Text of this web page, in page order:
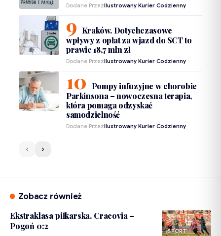
Dodane PrzezIlustrowany Kurier Codzienny
Kraków. Dotychczasowe
wpływy z opłat za wjazd do SCT to
prawie 18,7 mln zł
Dodane PrzezIlustrowany Kurier Codzienny
Pompy infuzyjne w chorobie
Parkinsona – nowoczesna terapia,
która pomaga odzyskać
samodzielność
Dodane PrzezIlustrowany Kurier Codzienny
Zobacz również
SPORT
Ekstraklasa piłkarska. Cracovia –
Pogoń 0:2